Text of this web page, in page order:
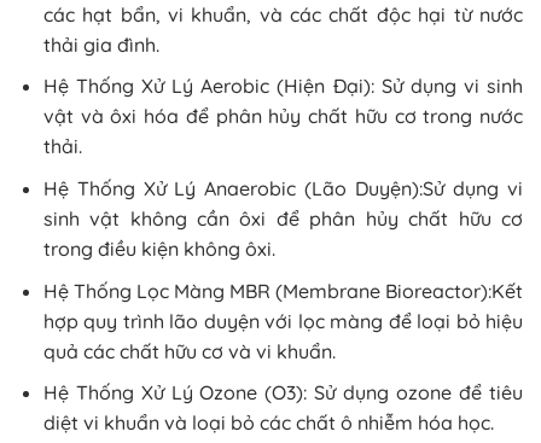
các hạt bẩn, vi khuẩn, và các chất độc hại từ nước
thải gia đình.
Hệ Thống Xử Lý Aerobic (Hiện Đại): Sử dụng vi sinh
vật và ôxi hóa để phân hủy chất hữu cơ trong nước
thải.
Hệ Thống Xử Lý Anaerobic (Lão Duyện):Sử dụng vi
sinh vật không cần ôxi để phân hủy chất hữu cơ
trong điều kiện không ôxi.
Hệ Thống Lọc Màng MBR (Membrane Bioreactor):Kết
hợp quy trình lão duyện với lọc màng để loại bỏ hiệu
quả các chất hữu cơ và vi khuẩn.
Hệ Thống Xử Lý Ozone (O3): Sử dụng ozone để tiêu
diệt vi khuẩn và loại bỏ các chất ô nhiễm hóa học.